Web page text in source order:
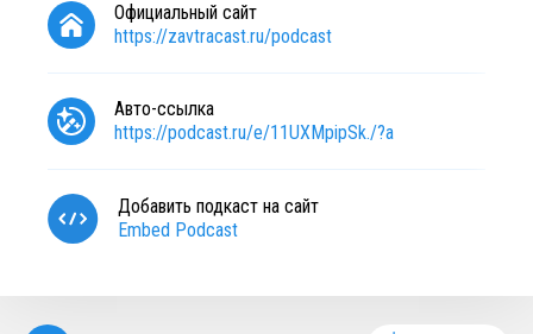
Официальный сайт
https://zavtracast.ru/podcast
Авто-ссылка
https://podcast.ru/e/11UXMpipSk./?a
Добавить подкаст на сайт
Embed Podcast